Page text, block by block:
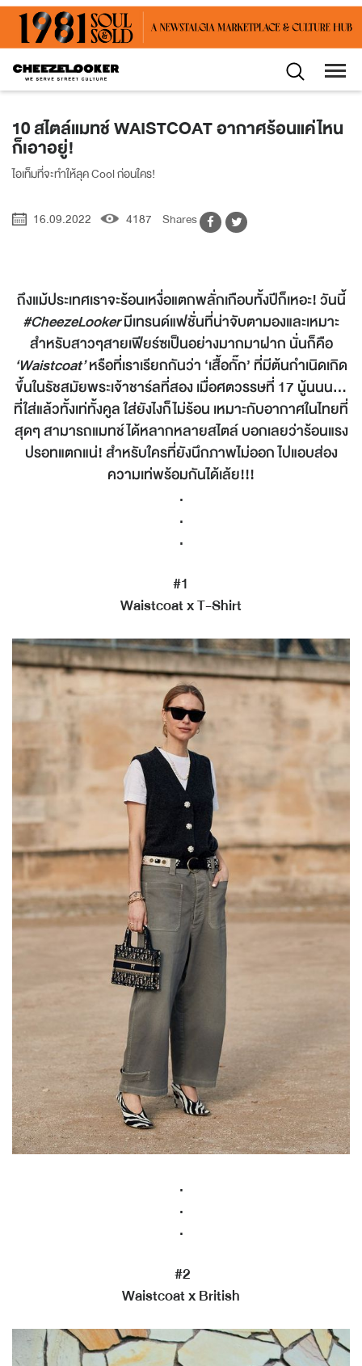
10 สไตล์แมทช์ WAISTCOAT อากาศร้อนแค่ไหน
ก็เอาอยู่!
ไอเท็มที่จะทำให้ลุค Cool ก่อนใคร!
16.09.2022 4187 Shares
ถึงแม้ประเทศเราจะร้อนเหงื่อแตกพลั่กเกือบทั้งปีก็เหอะ! วันนี้
#CheezeLookerมีเทรนด์แฟชั่นที่น่าจับตามองและเหมาะ
สำหรับสาวๆสายเฟียร์ซเป็นอย่างมากมาฝาก นั่นก็คือ
‘Waistcoat’หรือที่เราเรียกกันว่า ‘เสื้อกั๊ก’ ที่มีต้นกำเนิดเกิด
ขึ้นในรัชสมัยพระเจ้าชาร์ลที่สอง เมื่อศตวรรษที่ 17 นู้นนน...
ที่ใส่แล้วทั้งเท่ทั้งคูล ใส่ยังไงก็ไม่ร้อน เหมาะกับอากาศในไทยที่
สุดๆ สามารถแมทช์ได้หลากหลายสไตล์ บอกเลยว่าร้อนแรง
ปรอทแตกแน่! สำหรับใครที่ยังนึกภาพไม่ออก ไปแอบส่อง
ความเท่พร้อมกันได้เล้ย!!!
.
.
.
#1
Waistcoat x T-Shirt
.
.
.
#2
Waistcoat x British